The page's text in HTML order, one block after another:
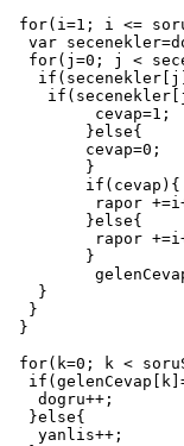
for(i=1; i <=
var
for(j=0; j <
   }
  }
}
for(k=0; k <
   dogru++;
  }else{
   yanlis++;